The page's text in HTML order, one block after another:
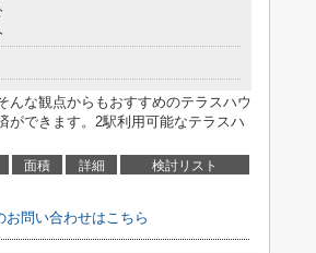
んな観点からもおすすめのテラスハウ
ができます。2駅利用可能なテラスハ
面積 詳細 検討リスト
問い合わせはこちら